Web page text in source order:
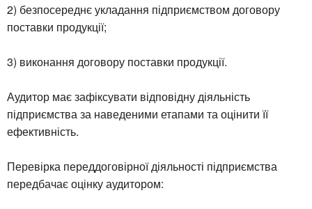
2) безпосереднє укладання підприємством договору
поставки продукції;
3) виконання договору поставки продукції.
Аудитор має зафіксувати відповідну діяльність
підприємства за наведеними етапами та оцінити її
ефективність.
Перевірка переддоговірної діяльності підприємства
передбачає оцінку аудитором: